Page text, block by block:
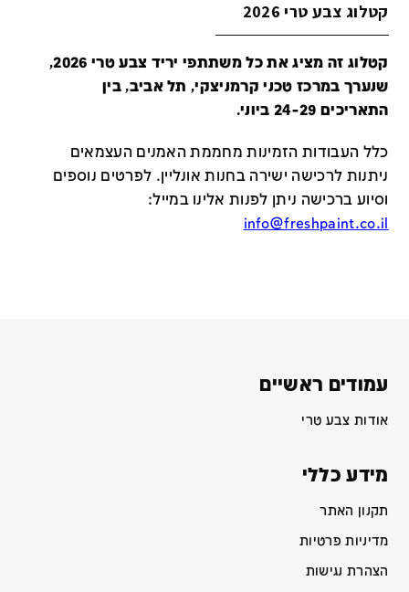
קטלוג צבע טרי 2026
קטלוג זה מציג את כל משתתפי יריד צבע טרי 2026,
שנערך במרכז טכני קרמניצקי, תל אביב, בין
התאריכים 24-29 ביוני.
כלל העבודות הזמינות מחממת האמנים העצמאים
ניתנות לרכישה ישירה בחנות אונליין. לפרטים נוספים
וסיוע ברכישה ניתן לפנות אלינו במייל:
info@freshpaint.co.il
עמודים ראשיים
אודות צבע טרי
מידע כללי
תקנון האתר
מדיניות פרטיות
הצהרת נגישות